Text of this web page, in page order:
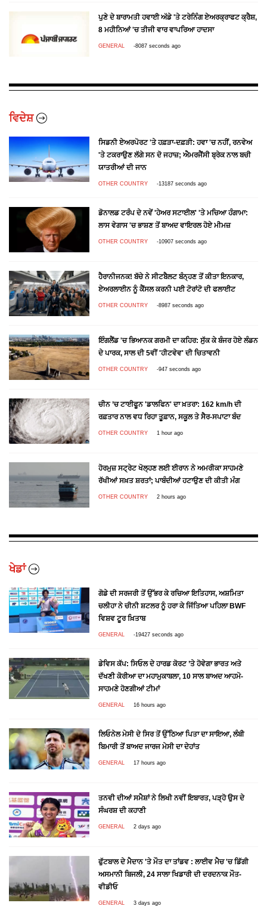
ਪੁਣੇ ਦੇ ਬਾਰਾਮਤੀ ਹਵਾਈ ਅੱਡੇ 'ਤੇ ਟਰੇਨਿੰਗ ਏਅਰਕ੍ਰਾਫਟ ਕ੍ਰੈਸ਼,
8 ਮਹੀਨਿਆਂ 'ਚ ਤੀਜੀ ਵਾਰ ਵਾਪਰਿਆ ਹਾਦਸਾ
GENERAL -8087 seconds ago
ਵਿਦੇਸ਼
ਸਿਡਨੀ ਏਅਰਪੋਰਟ 'ਤੇ ਹਫ਼ੜਾ-ਦਫ਼ੜੀ: ਹਵਾ 'ਚ ਨਹੀਂ, ਰਨਵੇਅ
'ਤੇ ਟਕਰਾਉਣ ਲੱਗੇ ਸਨ ਦੋ ਜਹਾਜ਼; ਐਮਰਜੈਂਸੀ ਬ੍ਰੇਕ ਨਾਲ ਬਚੀ
ਯਾਤਰੀਆਂ ਦੀ ਜਾਨ
OTHER COUNTRY -13187 seconds ago
ਡੋਨਾਲਡ ਟਰੰਪ ਦੇ ਨਵੇਂ 'ਹੇਅਰ ਸਟਾਈਲ' 'ਤੇ ਮਚਿਆ ਹੰਗਾਮਾ:
ਲਾਸ ਵੇਗਾਸ 'ਚ ਭਾਸ਼ਣ ਤੋਂ ਬਾਅਦ ਵਾਇਰਲ ਹੋਏ ਮੀਮਜ਼
OTHER COUNTRY -10907 seconds ago
ਹੈਰਾਨੀਜਨਕ! ਬੱਚੇ ਨੇ ਸੀਟਬੈਲਟ ਬੰਨ੍ਹਣ ਤੋਂ ਕੀਤਾ ਇਨਕਾਰ,
ਏਅਰਲਾਈਨ ਨੂੰ ਕੈਂਸਲ ਕਰਨੀ ਪਈ ਟੋਰਾਂਟੋ ਦੀ ਫਲਾਈਟ
OTHER COUNTRY -8987 seconds ago
ਇੰਗਲੈਂਡ 'ਚ ਭਿਆਨਕ ਗਰਮੀ ਦਾ ਕਹਿਰ: ਸੁੱਕ ਕੇ ਬੰਜਰ ਹੋਏ ਲੰਡਨ
ਦੇ ਪਾਰਕ, ਸਾਲ ਦੀ 5ਵੀਂ 'ਹੀਟਵੇਵ' ਦੀ ਚਿਤਾਵਨੀ
OTHER COUNTRY -947 seconds ago
ਚੀਨ ’ਚ ਟਾਈਫੂਨ 'ਡਾਲਫਿਨ' ਦਾ ਖ਼ਤਰਾ: 162 km/h ਦੀ
ਰਫ਼ਤਾਰ ਨਾਲ ਵਧ ਰਿਹਾ ਤੂਫ਼ਾਨ, ਸਕੂਲ ਤੇ ਸੈਰ-ਸਪਾਟਾ ਬੰਦ
OTHER COUNTRY 1 hour ago
ਹੋਰਮੁਜ਼ ਸਟ੍ਰੇਟ ਖੋਲ੍ਹਣ ਲਈ ਈਰਾਨ ਨੇ ਅਮਰੀਕਾ ਸਾਹਮਣੇ
ਰੱਖੀਆਂ ਸਖ਼ਤ ਸ਼ਰਤਾਂ; ਪਾਬੰਦੀਆਂ ਹਟਾਉਣ ਦੀ ਕੀਤੀ ਮੰਗ
OTHER COUNTRY 2 hours ago
ਖੇਡਾਂ
ਗੋਡੇ ਦੀ ਸਰਜਰੀ ਤੋਂ ਉੱਭਰ ਕੇ ਰਚਿਆ ਇਤਿਹਾਸ, ਅਸ਼ਮਿਤਾ
ਚਲੀਹਾ ਨੇ ਚੀਨੀ ਸ਼ਟਲਰ ਨੂੰ ਹਰਾ ਕੇ ਜਿੱਤਿਆ ਪਹਿਲਾ BWF
ਵਿਸ਼ਵ ਟੂਰ ਖ਼ਿਤਾਬ
GENERAL -19427 seconds ago
ਡੇਵਿਸ ਕੱਪ: ਸਿਓਲ ਦੇ ਹਾਰਡ ਕੋਰਟ ’ਤੇ ਹੋਵੇਗਾ ਭਾਰਤ ਅਤੇ
ਦੱਖਣੀ ਕੋਰੀਆ ਦਾ ਮਹਾਮੁਕਾਬਲਾ, 10 ਸਾਲ ਬਾਅਦ ਆਹਮੋ-
ਸਾਹਮਣੇ ਹੋਣਗੀਆਂ ਟੀਮਾਂ
GENERAL 16 hours ago
ਲਿਓਨੇਲ ਮੇਸੀ ਦੇ ਸਿਰ ਤੋਂ ਉੱਠਿਆ ਪਿਤਾ ਦਾ ਸਾਇਆ, ਲੰਬੀ
ਬਿਮਾਰੀ ਤੋਂ ਬਾਅਦ ਜਾਰਜ ਮੇਸੀ ਦਾ ਦੇਹਾਂਤ
GENERAL 17 hours ago
ਤਨਵੀ ਦੀਆਂ ਸਮੈਸ਼ਾਂ ਨੇ ਲਿਖੀ ਨਵੀਂ ਇਬਾਰਤ, ਪੜ੍ਹੋ ਉਸ ਦੇ
ਸੰਘਰਸ਼ ਦੀ ਕਹਾਣੀ
GENERAL 2 days ago
ਫੁੱਟਬਾਲ ਦੇ ਮੈਦਾਨ 'ਤੇ ਮੌਤ ਦਾ ਤਾਂਡਵ : ਲਾਈਵ ਮੈਚ 'ਚ ਡਿੱਗੀ
ਅਸਮਾਨੀ ਬਿਜਲੀ, 24 ਸਾਲਾ ਖਿਡਾਰੀ ਦੀ ਦਰਦਨਾਕ ਮੌਤ-
ਵੀਡੀਓ
GENERAL 3 days ago